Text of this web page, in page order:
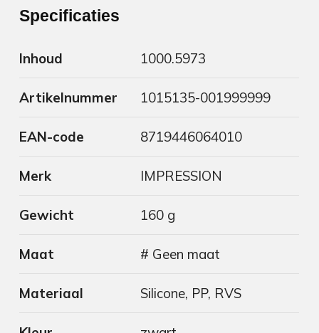
Specificaties
Inhoud 1000.5973
Artikelnummer 1015135-001999999
EAN-code 8719446064010
Merk IMPRESSION
Gewicht 160 g
Maat # Geen maat
Materiaal Silicone, PP, RVS